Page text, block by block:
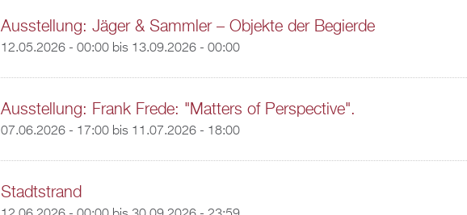
Ausstellung: Jäger & Sammler – Objekte der Begierde
12.05.2026 - 00:00bis 13.09.2026 - 00:00
Ausstellung: Frank Frede: "Matters of Perspective".
07.06.2026 - 17:00bis 11.07.2026 - 18:00
Stadtstrand